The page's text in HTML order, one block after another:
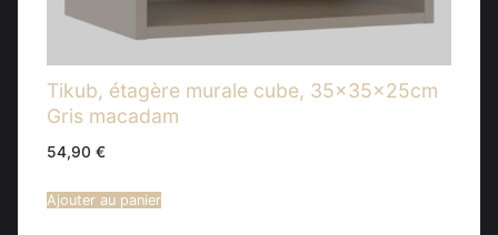
Tikub, étagère murale cube, 35x35x25cm
Gris macadam
54,90 €
Ajouter au panier